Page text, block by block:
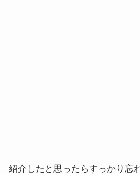
紹介したと思ったらすっかり忘